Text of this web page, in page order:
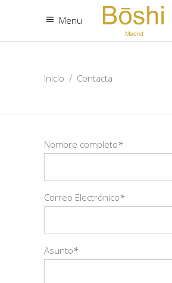
Menu
Inicio / Contacta
Nombre completo*
Correo Electrónico*
Asunto*